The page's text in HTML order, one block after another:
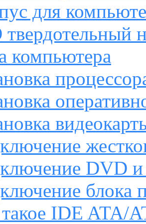
для
твердотельный
компьютера
DVD и
блока
IDE ATA/